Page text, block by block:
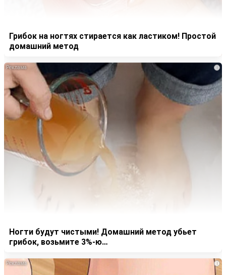
Грибок на ногтях стирается как ластиком! Простой
домашний метод
i
Ногти будут чистыми! Домашний метод убьет
грибок, возьмите 3%-ю…
i